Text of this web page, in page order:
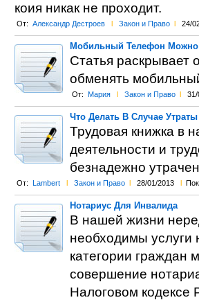
коия никак не проходит.
От: Александр Дестроев l Закон и Право l 24/
Мобильный Телефон
Статья раскрывает
обменять
От: Мария l Закон и Право l 31/
Что Делать В Случае
Трудовая книжка в
деятельности и
безнадежно
От: Lambert l Закон и Право l 28/01/2013 l
Нотариус Для Инвалида
В нашей жизни
необходимы услуги
категории граждан
совершение
Налоговом кодексе